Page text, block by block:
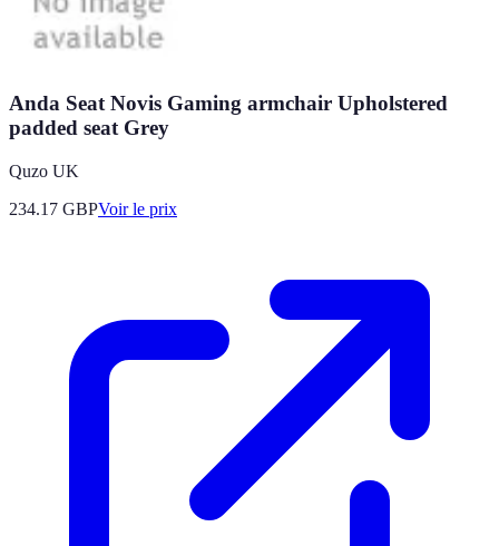
Anda Seat Novis Gaming armchair Upholstered
padded seat Grey
Quzo UK
234.17 GBPVoir le prix